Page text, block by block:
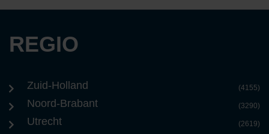
REGIO
Zuid-Holland (4155)
Noord-Brabant (3290)
Utrecht (2619)